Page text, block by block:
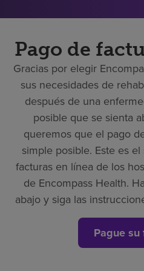
Pago de
Gracias por elegir
sus necesidades de
después de una
posible que se sienta
queremos que el pago
simple posible. Este es
facturas en línea de los
de Encompass Health.
abajo y siga las
Pague su